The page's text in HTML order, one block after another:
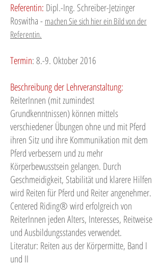
Referentin: Dipl.-Ing. Schreiber-Jetzinger
Roswitha - machen Sie sich hier ein Bild von der
Referentin.
Termin: 8.-9. Oktober 2016
Beschreibung der Lehrveranstaltung:
ReiterInnen (mit zumindest
Grundkenntnissen) können mittels
verschiedener Übungen ohne und mit Pferd
ihren Sitz und ihre Kommunikation mit dem
Pferd verbessern und zu mehr
Körperbewusstsein gelangen. Durch
Geschmeidigkeit, Stabilität und klarere Hilfen
wird Reiten für Pferd und Reiter angenehmer.
Centered Riding® wird erfolgreich von
ReiterInnen jeden Alters, Interesses, Reitweise
und Ausbildungsstandes verwendet.
Literatur: Reiten aus der Körpermitte, Band I
und II